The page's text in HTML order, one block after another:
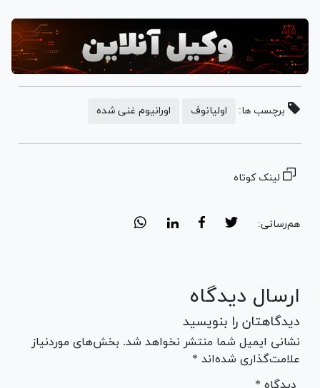
برچسب ها: اولیانوف اورانیوم غنی شده
لینک کوتاه
هم‌رسانی:
ارسال دیدگاه
دیدگاهتان را بنویسید
نشانی ایمیل شما منتشر نخواهد شد. بخش‌های موردنیاز
علامت‌گذاری شده‌اند *
* دیدگاه